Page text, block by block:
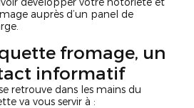
auprès d’un panel de
fromage, un
informatif
retrouve dans les mains du
va vous servir à :